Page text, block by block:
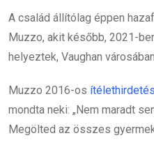
A család állítólag éppen
Muzzo, akit később, 2021-
helyeztek, Vaughan
Muzzo 2016-os
mondta neki: „Nem maradt
Megölted az összes